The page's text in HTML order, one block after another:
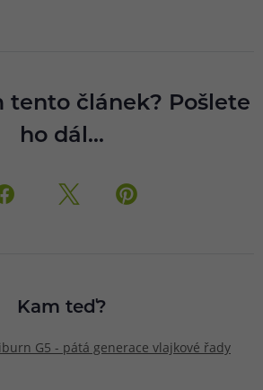
tento článek? Pošlete
ho dál...
Kam teď?